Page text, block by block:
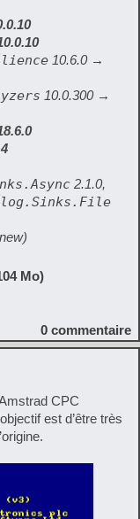
10.6.0 →
10.0.300 →
2.1.0,
Mo)
0 commentaire
CPC
est d’être très